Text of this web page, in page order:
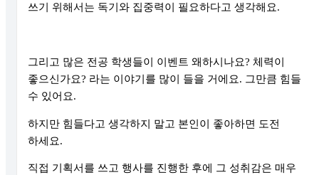
쓰기 위해서는 독기와 집중력이 필요하다고 생각해요.
그리고 많은 전공 학생들이 이벤트 왜하시나요? 체력이
좋으신가요? 라는 이야기를 많이 들을 거에요. 그만큼 힘들
수 있어요.
하지만 힘들다고 생각하지 말고 본인이 좋아하면 도전
하세요.
직접 기획서를 쓰고 행사를 진행한 후에 그 성취감은 매우